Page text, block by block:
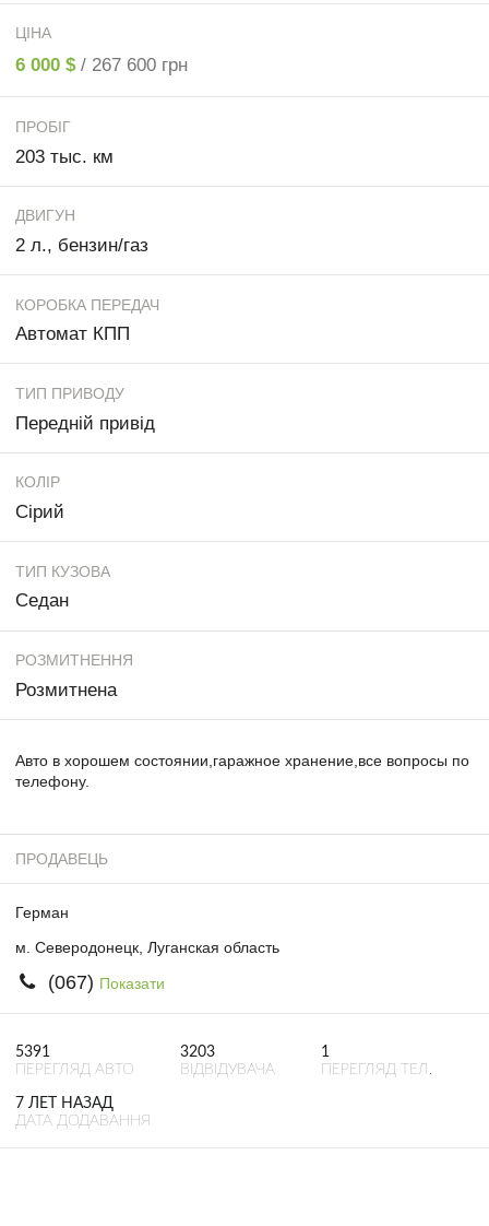
ЦІНА
6 000 $ / 267 600 грн
ПРОБІГ
203 тыс. км
ДВИГУН
2 л., бензин/газ
КОРОБКА ПЕРЕДАЧ
Автомат КПП
ТИП ПРИВОДУ
Передній привід
КОЛІР
Сірий
ТИП КУЗОВА
Седан
РОЗМИТНЕННЯ
Розмитнена
Авто в хорошем состоянии,гаражное хранение,все вопросы по
телефону.
ПРОДАВЕЦЬ
Герман
м. Северодонецк, Луганская область
(067) Показати
5391
ПЕРЕГЛЯД АВТО
3203
ВІДВІДУВАЧА
1
ПЕРЕГЛЯД ТЕЛ.
7 ЛЕТ НАЗАД
ДАТА ДОДАВАННЯ